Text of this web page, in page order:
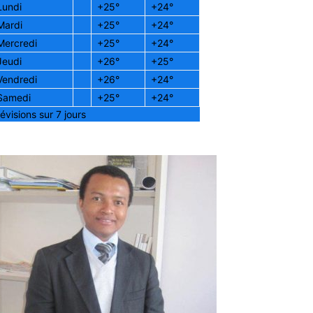
+25° +24°
+25° +24°
+25° +24°
+26° +25°
+26° +24°
+25° +24°
sur 7 jours